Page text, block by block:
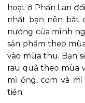
hoạt ở Phần Lan
nhất bạn nên bắt
nướng của mình
sản phẩm theo
vào mùa thu. Bạn
rau quả theo mùa
mì ống, cơm và
tiền.